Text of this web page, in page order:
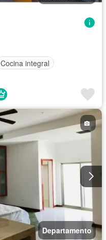
Cocina integral
Departamento